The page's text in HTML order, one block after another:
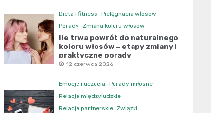
Dieta i fitness
Pielęgnacja włosów
Porady Zmiana koloru włosów
Ile trwa powrót do naturalnego
koloru włosów – etapy zmiany i
praktyczne porady
12 czerwca 2026
Emocje i uczucia
Porady miłosne
Relacje międzyludzkie
Relacje partnerskie Związki